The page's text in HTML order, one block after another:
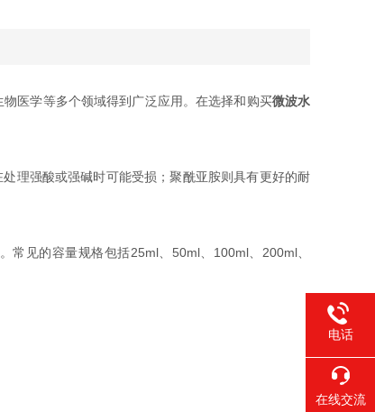
医学等多个领域得到广泛应用。在选择和购买微波水
理强酸或强碱时可能受损；聚酰亚胺则具有更好的耐
见的容量规格包括25ml、50ml、100ml、200ml、
电话
在线交流